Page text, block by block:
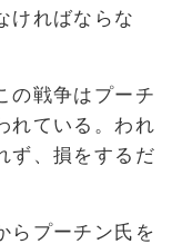
ければならな
の戦争はプーチ
れている。われ
ず、損をするだ
らプーチン氏を